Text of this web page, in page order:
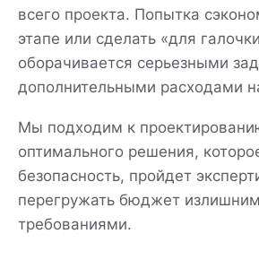
всего проекта. Попытка
этапе или сделать «для
оборачивается серьезными
дополнительными расходами
Мы подходим к
оптимального решения,
безопасность, пройдет
перегружать бюджет
требованиями.